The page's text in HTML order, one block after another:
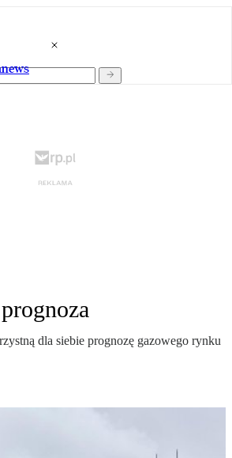
dla siebie prognozę gazowego rynku